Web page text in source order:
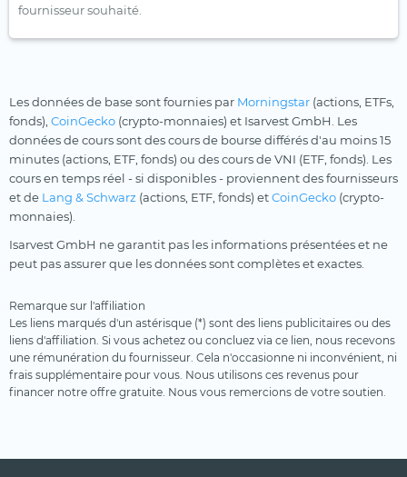
fournisseur souhaité.
Les données de base sont fournies par Morningstar (actions, ETFs,
fonds), CoinGecko (crypto-monnaies) et Isarvest GmbH. Les
données de cours sont des cours de bourse différés d'au moins 15
minutes (actions, ETF, fonds) ou des cours de VNI (ETF, fonds). Les
cours en temps réel - si disponibles - proviennent des fournisseurs
et de Lang & Schwarz (actions, ETF, fonds) etCoinGecko (crypto-
monnaies).
Isarvest GmbH ne garantit pas les informations présentées et ne
peut pas assurer que les données sont complètes et exactes.
Remarque sur l'affiliation
Les liens marqués d'un astérisque (*) sont des liens publicitaires ou des
liens d'affiliation. Si vous achetez ou concluez via ce lien, nous recevons
une rémunération du fournisseur. Cela n'occasionne ni inconvénient, ni
frais supplémentaire pour vous. Nous utilisons ces revenus pour
financer notre offre gratuite. Nous vous remercions de votre soutien.